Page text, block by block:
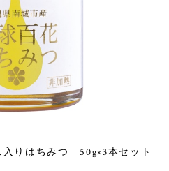
入りはちみつ 50g×3本セット